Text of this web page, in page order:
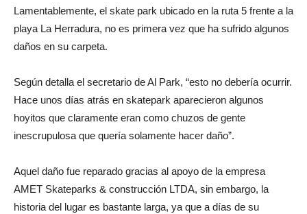
Lamentablemente, el skate park ubicado en la ruta 5 frente a la
playa La Herradura, no es primera vez que ha sufrido algunos
daños en su carpeta.
Según detalla el secretario de Al Park, “esto no debería ocurrir.
Hace unos días atrás en skatepark aparecieron algunos
hoyitos que claramente eran como chuzos de gente
inescrupulosa que quería solamente hacer daño”.
Aquel daño fue reparado gracias al apoyo de la empresa
AMET Skateparks & construcción LTDA, sin embargo, la
historia del lugar es bastante larga, ya que a días de su